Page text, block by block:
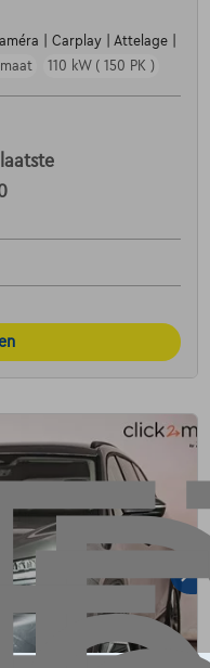
| Carplay | Attelage |
110 kW ( 150 PK )